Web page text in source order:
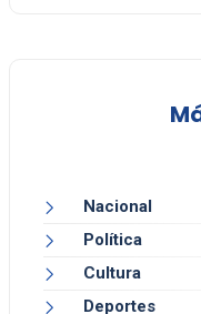
Nacional
Política
Cultura
Deportes